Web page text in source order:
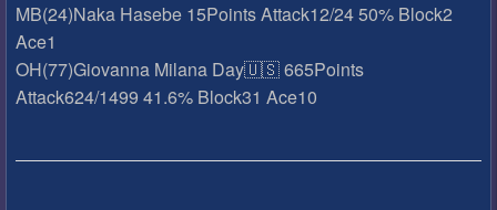
MB(24)Naka Hasebe 15Points Attack12/24 50% Block2
Ace1
OH(77)Giovanna Milana Day🇺🇸 665Points
Attack624/1499 41.6% Block31 Ace10